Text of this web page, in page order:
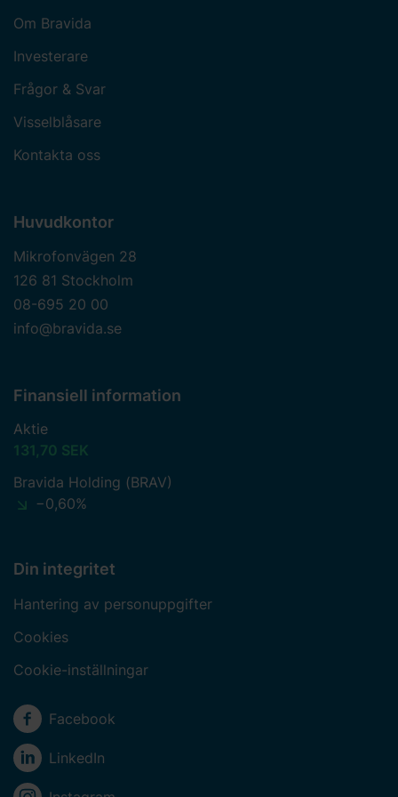
Om Bravida
Investerare
Frågor & Svar
Visselblåsare
Kontakta oss
Huvudkontor
Mikrofonvägen 28
126 81 Stockholm
08-695 20 00
info@bravida.se
Finansiell information
Aktie
131,70 SEK
Bravida Holding (BRAV)
−0,60%
Din integritet
Hantering av personuppgifter
Cookies
Cookie-inställningar
Sociala medier
Facebook
LinkedIn